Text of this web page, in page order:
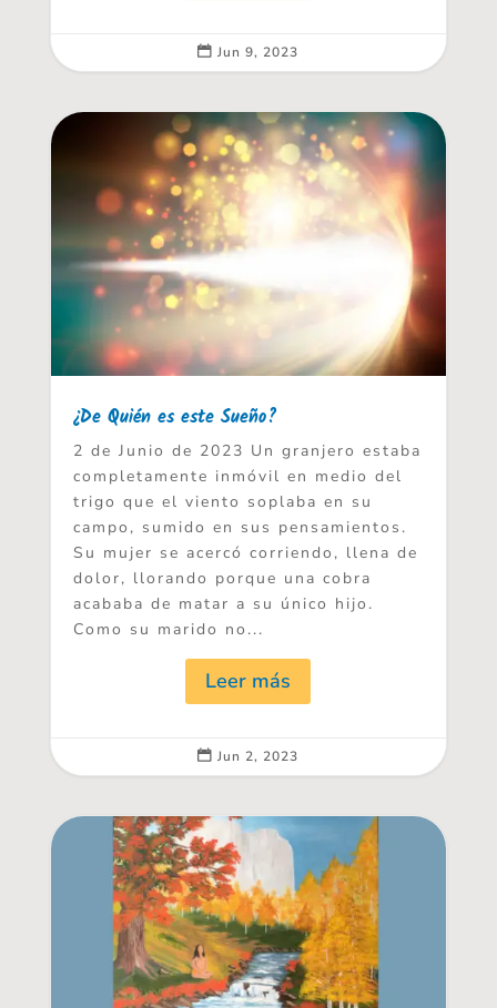
 Jun 9, 2023
¿De Quién es este Sueño?
2 de Junio de 2023 Un granjero estaba
completamente inmóvil en medio del
trigo que el viento soplaba en su
campo, sumido en sus pensamientos.
Su mujer se acercó corriendo, llena de
dolor, llorando porque una cobra
acababa de matar a su único hijo.
Como su marido no...
Leer más
 Jun 2, 2023